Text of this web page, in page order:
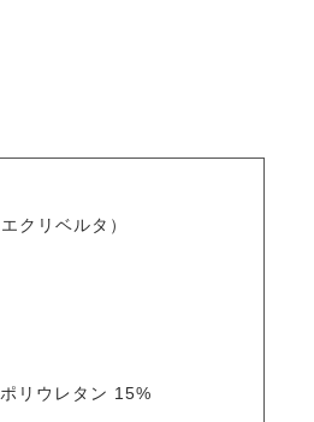
快適
ンクのUPF50+。
のものがUVカット機能を持っ
クリベルタ）
リウレタン 15%